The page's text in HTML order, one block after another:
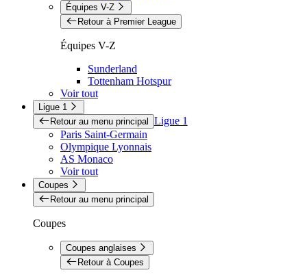
Équipes V-Z
Retour à Premier League
Équipes V-Z
Sunderland
Tottenham Hotspur
Voir tout
Ligue 1
Retour au menu principal Ligue 1
Paris Saint-Germain
Olympique Lyonnais
AS Monaco
Voir tout
Coupes
Retour au menu principal
Coupes
Coupes anglaises
Retour à Coupes